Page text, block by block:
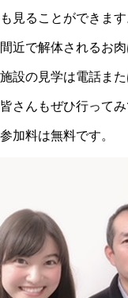
も見ることができます
間近で解体されるお
施設の見学は電話ま
皆さんもぜひ行ってみ
参加料は無料です。